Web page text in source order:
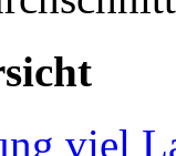
viel